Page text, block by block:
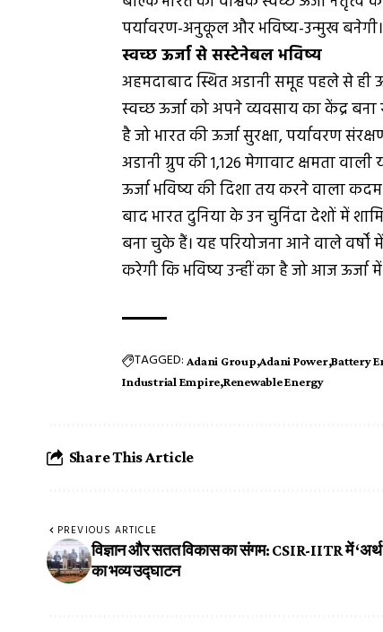
पर्यावरण-अनुकूल और भविष्य-उन्मुख बनेगी।
स्वच्छ ऊर्जा से सस्टेनेबल भविष्य
अहमदाबाद स्थित अडानी समूह पहले से ही
स्वच्छ ऊर्जा को अपने व्यवसाय का केंद्र
है जो भारत की ऊर्जा सुरक्षा, पर्यावरण
अडानी ग्रुप की 1,126 मेगावाट क्षमता
ऊर्जा भविष्य की दिशा तय करने वाला
बाद भारत दुनिया के उन चुनिंदा देशों में
बना चुके हैं। यह परियोजना आने वाले वर्षों
करेगी कि भविष्य उन्हीं का है जो आज ऊर्जा
TAGGED: Adani Group Adani Power Battery
Industrial Empire Renewable Energy
Share This Article
PREVIOUS ARTICLE
विज्ञान और सतत विकास का संगम: CSIR-IITR में
का भव्य उद्घाटन